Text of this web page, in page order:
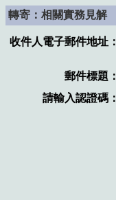
轉寄：相關實務見解
收件人電子郵件地址：
郵件標題：
請輸入認證碼：